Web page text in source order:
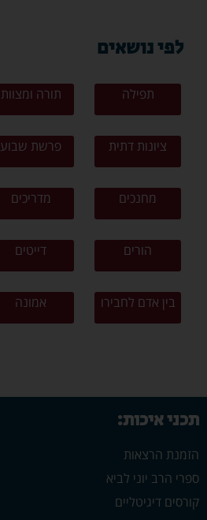
לפי נושאים
תפילה תורה ומצוות
ציונות דתית פרשת שבוע
מחנכים מדריכים
הורים דייטים
בין אדם לחבירו אמונה
תכני איכות:
הזמנת הרצאות
ספרי הרב יוני לביא
קורסים דיגיטליים